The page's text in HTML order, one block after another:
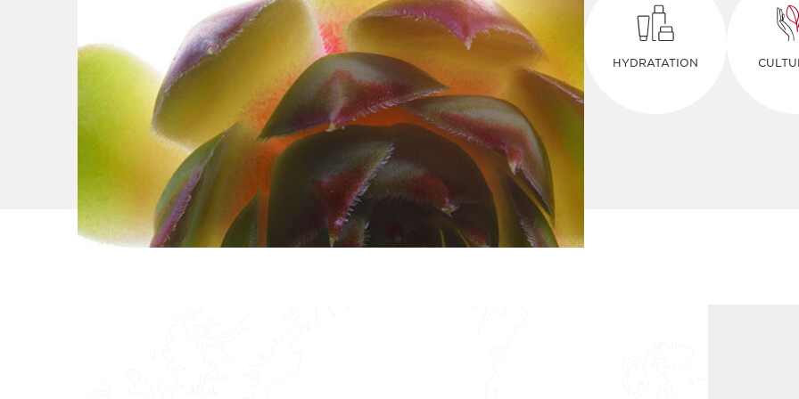
HYDRATATION